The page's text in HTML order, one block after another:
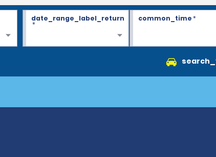
date_range_label_return
*
common_time*